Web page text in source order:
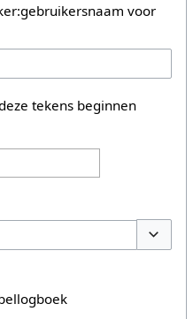
voor
tekens beginnen